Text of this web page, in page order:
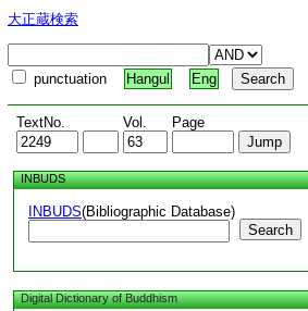
大正蔵検索
punctuation Hangul Eng
TextNo. Vol. Page
INBUDS
INBUDS(Bibliographic Database)
Search
Digital Dictionary of Buddhism